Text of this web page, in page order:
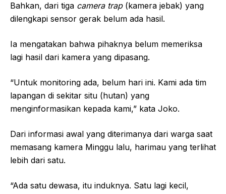
Bahkan, dari tiga camera trap(kamera jebak) yang
dilengkapi sensor gerak belum ada hasil.
Ia mengatakan bahwa pihaknya belum memeriksa
lagi hasil dari kamera yang dipasang.
“Untuk monitoring ada, belum hari ini. Kami ada tim
lapangan di sekitar situ (hutan) yang
menginformasikan kepada kami,” kata Joko.
Dari informasi awal yang diterimanya dari warga saat
memasang kamera Minggu lalu, harimau yang terlihat
lebih dari satu.
“Ada satu dewasa, itu induknya. Satu lagi kecil,